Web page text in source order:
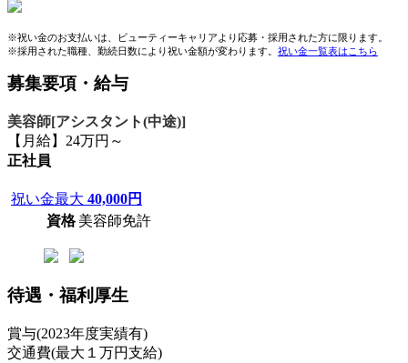
※祝い金のお支払いは、ビューティーキャリアより応募・採用された方に限ります。
※採用された職種、勤続日数により祝い金額が変わります。 祝い金一覧表はこちら
募集要項・給与
美容師[アシスタント(中途)]
【月給】24万円～
正社員
祝い金最大 40,000円
資格 美容師免許
待遇・福利厚生
賞与(2023年度実績有)
交通費(最大１万円支給)